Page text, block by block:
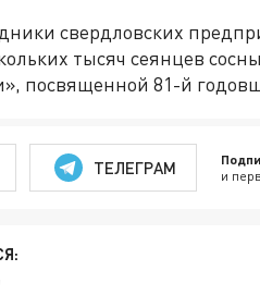
свердловских
тысяч сеянцев
посвященной 81-й
ТЕЛЕГРАМ и